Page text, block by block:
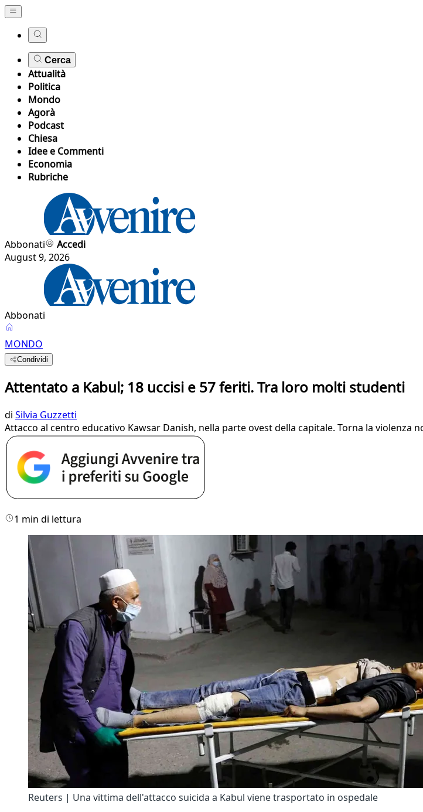
Cerca
Attualità
Politica
Mondo
Agorà
Podcast
Chiesa
Idee e Commenti
Economia
Rubriche
Abbonati
Accedi
August 9, 2026
Abbonati
MONDO
Condividi
Attentato a Kabul; 18 uccisi e 57 feriti. Tra loro molti studenti
di Silvia Guzzetti
Attacco al centro educativo Kawsar Danish, nella parte ovest della capitale. Torna la
1 min di lettura
Reuters | Una vittima dell'attacco suicida a Kabul viene trasportato in ospedale